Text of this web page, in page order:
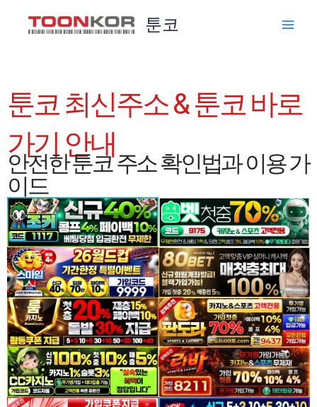
뛰
툰코
툰코 최신주소 & 툰코 바로
가기 안내
안전한 툰코 주소 확인법과 이용 가
이드